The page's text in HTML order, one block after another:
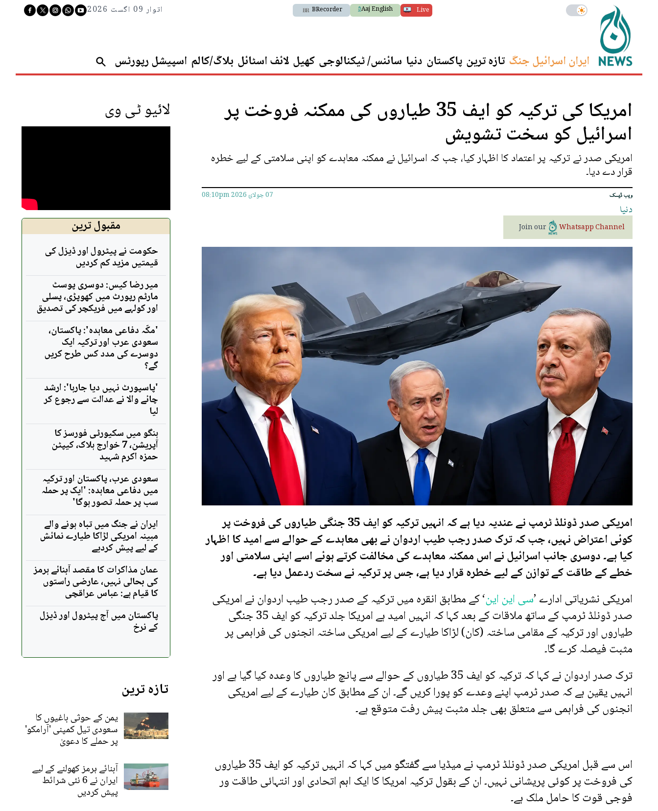
Live
Aaj English
BRecorder اتوار 09 اگست 2026
ایران اسرائیل جنگ تازہ ترین پاکستان دنیا سائنس/ ٹیکنالوجی کھیل لائف اسٹائل بلاگ/کالم اسپیشل رپورٹس
امریکا کی ترکیہ کو ایف 35 طیاروں کی ممکنہ فروخت پر
اسرائیل کو سخت تشویش
امریکی صدر نے ترکیہ پر اعتماد کا اظہار کیا، جب کہ اسرائیل نے ممکنہ معاہدے کو اپنی سلامتی کے لیے خطرہ
قرار دے دیا۔
ویب ڈیسک 07 جولائ 2026 08:10pm
دنیا
Join our Whatsapp Channel
امریکی صدر ڈونلڈ ٹرمپ نے عندیہ دیا ہے کہ انہیں ترکیہ کو ایف 35 جنگی طیاروں کی فروخت پر
کوئی اعتراض نہیں، جب کہ ترک صدر رجب طیب اردوان نے بھی معاہدے کے حوالے سے امید کا اظہار
کیا ہے۔ دوسری جانب اسرائیل نے اس ممکنہ معاہدے کی مخالفت کرتے ہوئے اسے اپنی سلامتی اور
خطے کے طاقت کے توازن کے لیے خطرہ قرار دیا ہے، جس پر ترکیہ نے سخت ردعمل دیا ہے۔
امریکی نشریاتی ادارے ’سی این این‘ کے مطابق انقرہ میں ترکیہ کے صدر رجب طیب اردوان نے امریکی
صدر ڈونلڈ ٹرمپ کے ساتھ ملاقات کے بعد کہا کہ انہیں امید ہے امریکا جلد ترکیہ کو ایف 35 جنگی
طیاروں اور ترکیہ کے مقامی ساختہ (کان) لڑاکا طیارے کے لیے امریکی ساختہ انجنوں کی فراہمی پر
مثبت فیصلہ کرے گا۔
ترک صدر اردوان نے کہا کہ ترکیہ کو ایف 35 طیاروں کے حوالے سے پانچ طیاروں کا وعدہ کیا گیا ہے اور
انہیں یقین ہے کہ صدر ٹرمپ اپنے وعدے کو پورا کریں گے۔ ان کے مطابق کان طیارے کے لیے امریکی
انجنوں کی فراہمی سے متعلق بھی جلد مثبت پیش رفت متوقع ہے۔
اس سے قبل امریکی صدر ڈونلڈ ٹرمپ نے میڈیا سے گفتگو میں کہا کہ انہیں ترکیہ کو ایف 35 طیاروں
کی فروخت پر کوئی پریشانی نہیں۔ ان کے بقول ترکیہ امریکا کا ایک اہم اتحادی اور انتہائی طاقت ور
فوجی قوت کا حامل ملک ہے۔
لائیو ٹی وی
مقبول ترین
حکومت نے پیٹرول اور ڈیزل کی
قیمتیں مزید کم کردیں
میر رضا کیس: دوسری پوسٹ
مارٹم رپورٹ میں کھوپڑی، پسلی
اور کولہے میں فریکچر کی تصدیق
'مکّہ دفاعی معاہدہ': پاکستان،
سعودی عرب اور ترکیہ ایک
دوسرے کی مدد کس طرح کریں
گے؟
'پاسپورٹ نہیں دیا جارہا': ارشد
چائے والا نے عدالت سے رجوع کر
لیا
ہنگو میں سکیورٹی فورسز کا
آپریشن، 7 خوارج ہلاک، کیپٹن
حمزہ اکرم شہید
سعودی عرب، پاکستان اور ترکیہ
میں دفاعی معاہدہ: 'ایک پر حملہ
سب پر حملہ تصور ہوگا'
ایران نے جنگ میں تباہ ہونے والے
مبینہ امریکی لڑاکا طیارے نمائش
کے لیے پیش کردیے
عمان مذاکرات کا مقصد آبنائے ہرمز
کی بحالی نہیں، عارضی راستوں
کا قیام ہے: عباس عراقچی
پاکستان میں آج پیٹرول اور ڈیزل
کے نرخ
تازہ ترین
یمن کے حوثی باغیوں کا
سعودی تیل کمپنی 'آرامکو'
پر حملے کا دعویٰ
آبنائے ہرمز کھولنے کے لیے
ایران نے 6 نئی شرائط
پیش کردیں